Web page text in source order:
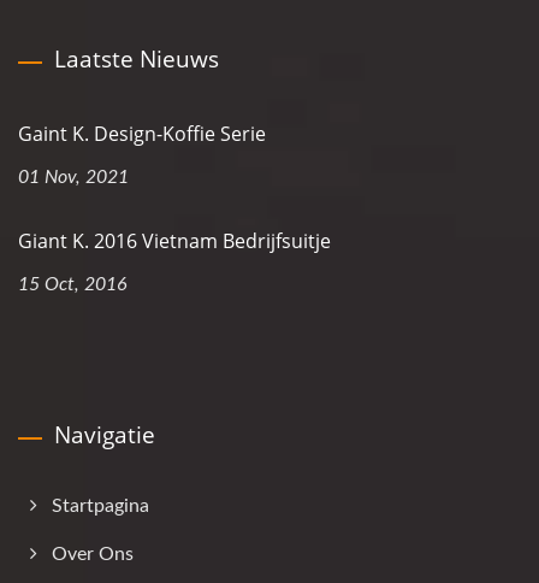
Laatste Nieuws
Gaint K. Design-Koffie Serie
01 Nov, 2021
Giant K. 2016 Vietnam Bedrijfsuitje
15 Oct, 2016
Navigatie
Startpagina
Over Ons